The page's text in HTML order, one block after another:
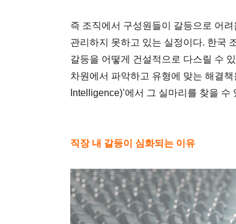
즉 조직에서 구성원들이 갈등으로 어
관리하지 못하고 있는 실정이다. 한국
갈등을 어떻게 건설적으로 다스릴 수
차원에서 파악하고 유형에 맞는 해결
Intelligence)’에서 그 실마리를 찾을 수
직장 내 갈등이 심화되는 이유